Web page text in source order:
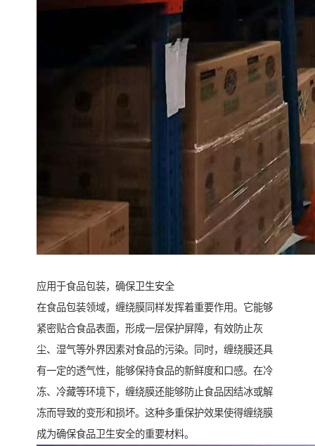
应用于食品包装，确保卫生安全
在食品包装领域，缠绕膜同样发挥着重要作用。它能够
紧密贴合食品表面，形成一层保护屏障，有效防止灰
尘、湿气等外界因素对食品的污染。同时，缠绕膜还具
有一定的透气性，能够保持食品的新鲜度和口感。在冷
冻、冷藏等环境下，缠绕膜还能够防止食品因结冰或解
冻而导致的变形和损坏。这种多重保护效果使得缠绕膜
成为确保食品卫生安全的重要材料。